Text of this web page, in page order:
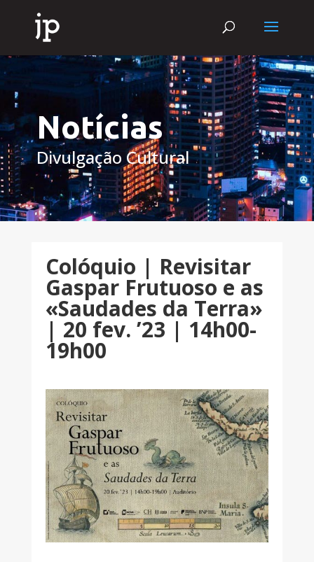
Notícias
Divulgação Cultural
Colóquio | Revisitar
Gaspar Frutuoso e as
«Saudades da Terra»
| 20 fev. ’23 | 14h00-
19h00